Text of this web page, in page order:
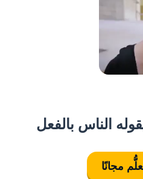
الناس بالفعل
مجانًا